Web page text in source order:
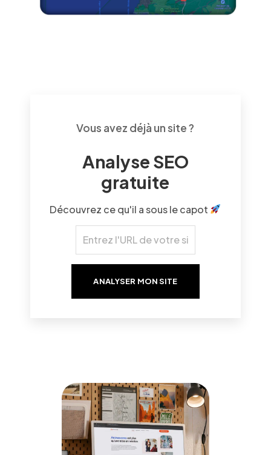
Vous avez déjà un site ?
Analyse SEO
gratuite
Découvrez ce qu'il a sous le capot
ANALYSER MON SITE